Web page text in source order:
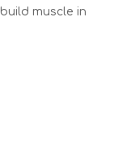
muscle in